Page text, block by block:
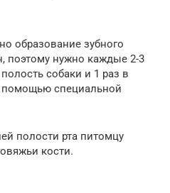
образование зубного
поэтому нужно каждые 2-3
собаки и 1 раз в
помощью специальной
полости рта питомцу
кости.